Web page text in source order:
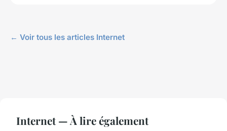
← Voir tous les articles Internet
Internet — À lire également